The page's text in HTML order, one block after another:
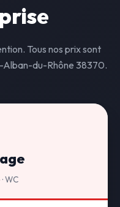
Tous nos prix sont
Alban-du-Rhône 38370.
WC